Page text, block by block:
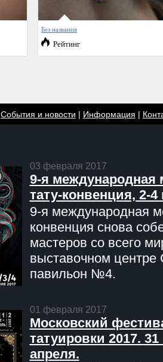
Без названия
Рейтинг
События и новости | Информация |
03 февраля 2017
9-я международная
тату-конвенция, 2-
9-я международная
конвенция снова
мастеров со всего
выставочном центре
павильон №4.
01 февраля 2017
Московский
татуировки 2017. 31
апреля.